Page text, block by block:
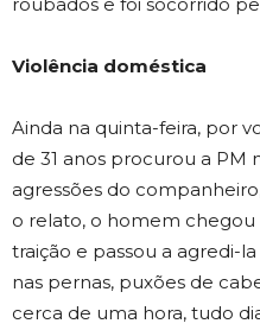
Violência doméstica
Ainda na quinta-feira, por
de 31 anos procurou a PM
agressões do
o relato, o homem
traição e passou a agredi-
nas pernas, puxões de
cerca de uma hora, tudo